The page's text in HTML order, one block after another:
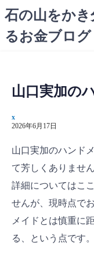
コ
ン
テ
石の山をか
るお金ブログ
山口実加の
x
2026年6月17日
山口実加のハンド
て芳しくありません
詳細についてはこ
せんが、現時点で
メイドとは慎重に
る、という点です。